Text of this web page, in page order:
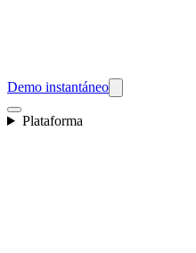
Demo instantáneo
Plataforma